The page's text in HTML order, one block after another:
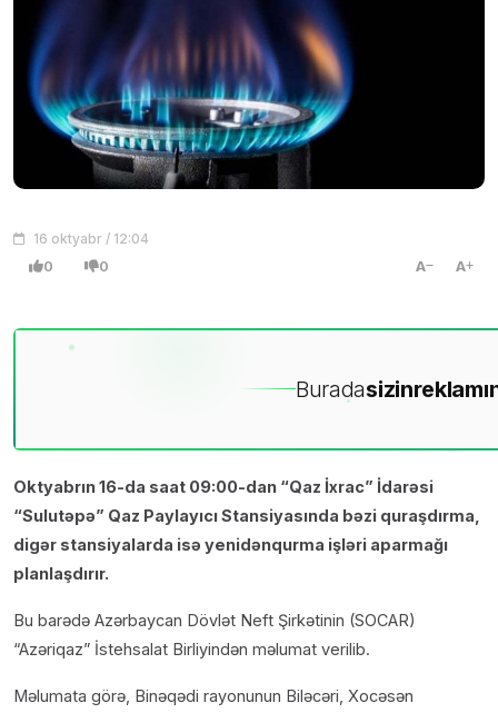
16 oktyabr / 12:04
0 0 A A
Buradasizin
Oktyabrın 16-da saat 09:00-dan “Qaz İxrac” İdarəsi
“Sulutəpə” Qaz Paylayıcı Stansiyasında bəzi quraşdırma,
digər stansiyalarda isə yenidənqurma işləri aparmağı
planlaşdırır.
Bu barədə Azərbaycan Dövlət Neft Şirkətinin (SOCAR)
“Azəriqaz” İstehsalat Birliyindən məlumat verilib.
Məlumata görə, Binəqədi rayonunun Biləcəri, Xocəsən